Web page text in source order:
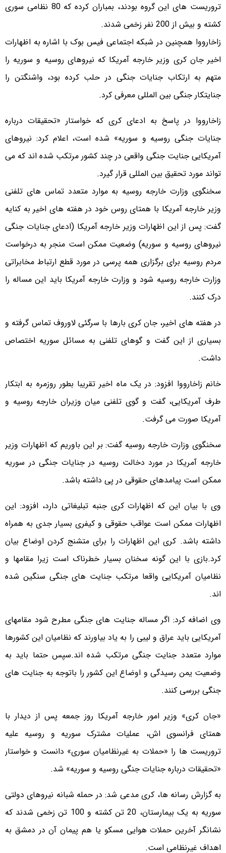
تروریست های این گروه بودند، بمباران کرده که 80 نظامی سوری
کشته و بیش از 200 نفر زخمی شدند.
زاخارووا همچنین در شبکه اجتماعی فیس بوک با اشاره به اظهارات
اخیر جان کری وزیر خارجه آمریکا که نیروهای روسیه و سوریه را
متهم به ارتکاب جنایات جنگی در حلب کرده بود، واشنگتن را
جنایتکار جنگی بین المللی معرفی کرد.
زاخارووا در پاسخ به ادعای کری که خواستار «تحقیقات درباره
جنایات جنگی روسیه و سوریه» شده است، اعلام کرد: نیروهای
آمریکایی جنایت جنگی واقعی در چند کشور مرتکب شده اند که می
تواند مورد تحقیق بین المللی قرار گیرد.
سخنگوی وزارت خارجه روسیه به موارد متعدد تماس های تلفنی
وزیر خارجه آمریکا با همتای روس خود در هفته های اخیر به کنایه
گفت: پس از این اظهارات وزیر خارجه آمریکا (ادعای جنایات جنگی
نیروهای روسیه و سوریه) وضعیت ممکن است منجر به درخواست
مردم روسیه برای برگزاری همه پرسی در مورد قطع ارتباط مخابراتی
وزارت خارجه روسیه شود و وزارت خارجه آمریکا باید این مساله را
درک کنند.
در هفته های اخیر، جان کری بارها با سرگئی لاوروف تماس گرفته و
بسیاری از این گفت و گوهای تلفنی به مسائل سوریه اختصاص
داشت.
خانم زاخارووا افزود: در یک ماه اخیر تقریبا بطور روزمره به ابتکار
طرف آمریکایی، گفت و گوی تلفنی میان وزیران خارجه روسیه و
آمریکا صورت می گرفت.
سخنگوی وزارت خارجه روسیه گفت: بر این باوریم که اظهارات وزیر
خارجه آمریکا در مورد دخالت روسیه در جنایات جنگی در سوریه
ممکن است پیامدهای حقوقی در پی داشته باشد.
وی با بیان این که اظهارات کری جنبه تبلیغاتی دارد، افزود: این
اظهارات ممکن است عواقب حقوقی و کیفری بسیار جدی به همراه
داشته باشد. کری این اظهارات را برای متشنج کردن اوضاع بیان
کرد.بازی با این گونه سخنان بسیار خطرناک است زیرا مقامها و
نظامیان آمریکایی واقعا مرتکب جنایت های جنگی سنگین شده
اند.
وی اضافه کرد: اگر مساله جنایت های جنگی مطرح شود مقامهای
آمریکایی باید عراق و لیبی را به یاد بیاورند که نظامیان این کشورها
موارد متعدد جنایت جنگی مرتکب شده اند.سپس حتما باید به
وضعیت یمن رسیدگی و اوضاع این کشور را باتوجه به جنایت های
جنگی بررسی کنند.
«جان کری» وزیر امور خارجه آمریکا روز جمعه پس از دیدار با
همتای فرانسوی اش، عملیات مشترک سوریه و روسیه علیه
تروریست ها را «حملات به غیرنظامیان سوری» دانست و خواستار
«تحقیقات درباره جنایات جنگی روسیه و سوریه» شد.
به گزارش رسانه ها، کری مدعی شد: در حمله شبانه نیروهای دولتی
سوریه به یک بیمارستان، 20 تن کشته و 100 تن زخمی شدند که
نشانگر آخرین حملات هوایی مسکو یا هم پیمان آن در دمشق به
اهداف غیرنظامی است.